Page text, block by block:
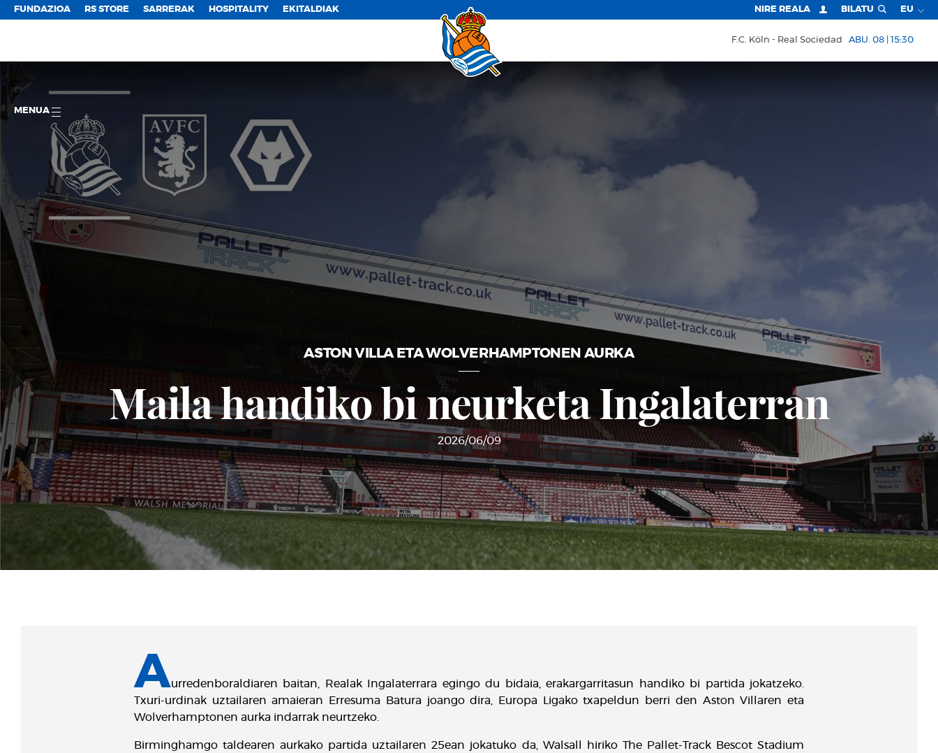
FUNDAZIOA RS STORE SARRERAK HOSPITALITY EKITALDIAK NIRE REALA BILATU EU
F.C. Köln Real Sociedad ABU. 08 | 15:30
MENUA
ASTON VILLA ETA WOLVERHAMPTONEN AURKA
Maila handiko bi neurketa Ingalaterran
2026/06/09
Aurredenboraldiaren baitan, Realak Ingalaterrara egingo du bidaia, erakargarritasun handiko bi partida jokatzeko.
Txuri-urdinak uztailaren amaieran Erresuma Batura joango dira, Europa Ligako txapeldun berri den Aston Villaren eta
Wolverhamptonen aurka indarrak neurtzeko.
Birminghamgo taldearen aurkako partida uztailaren 25ean jokatuko da, Walsall hiriko The Pallet-Track Bescot Stadium